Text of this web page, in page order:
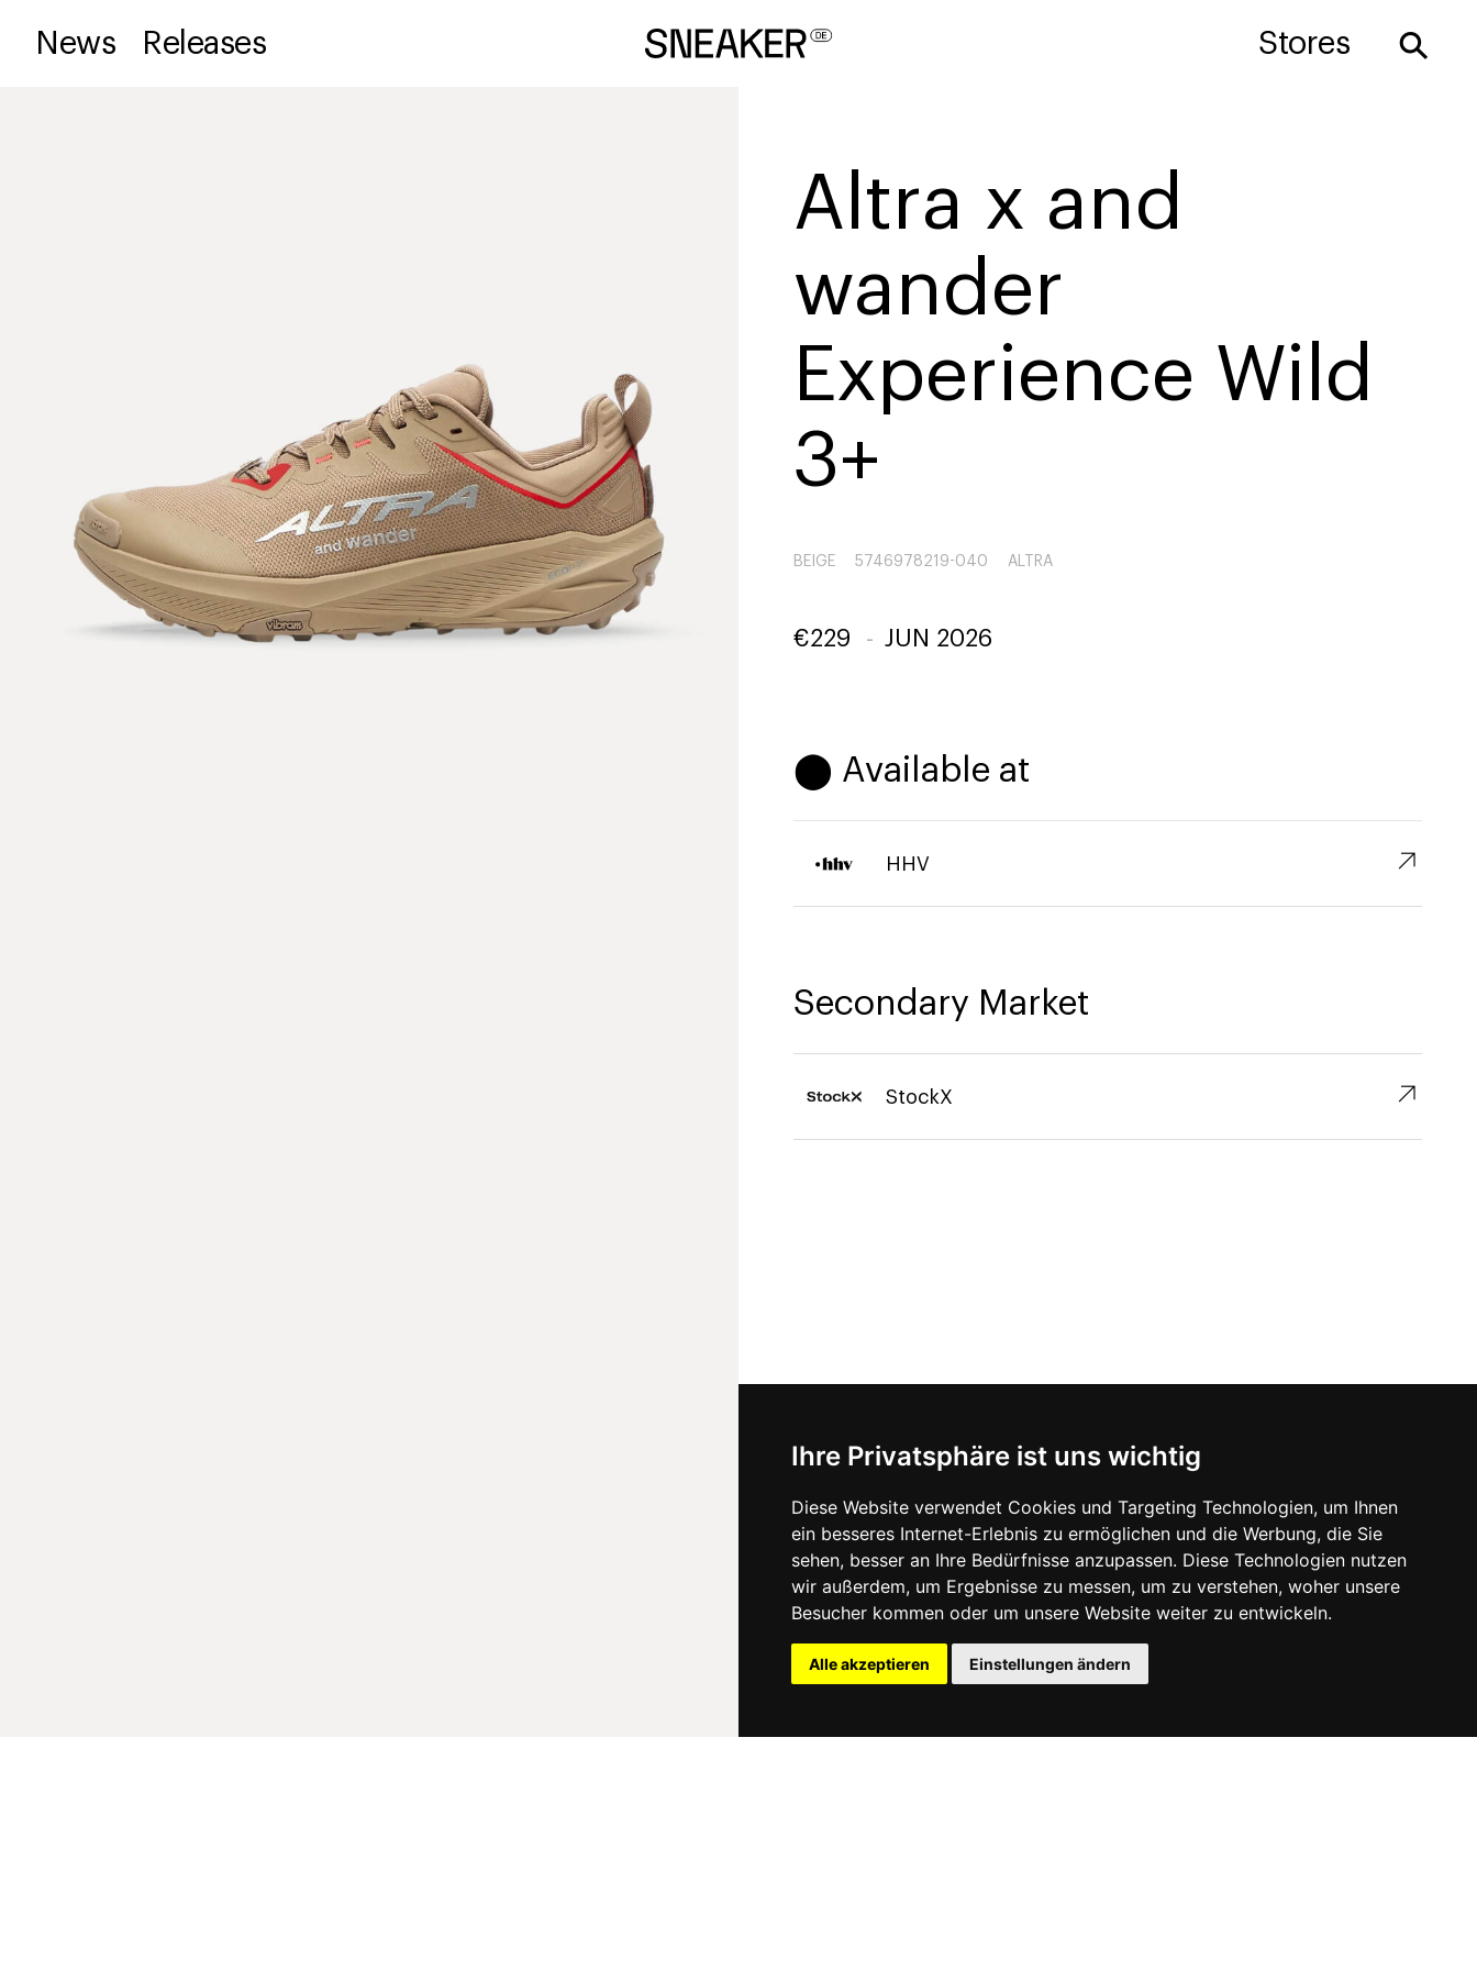
Ihre Privatsphäre ist uns wichtig
Diese Website verwendet Cookies und Targeting Technologien, um Ihnen
ein besseres Internet-Erlebnis zu ermöglichen und die Werbung, die Sie
sehen, besser an Ihre Bedürfnisse anzupassen. Diese Technologien nutzen
wir außerdem, um Ergebnisse zu messen, um zu verstehen, woher unsere
Besucher kommen oder um unsere Website weiter zu entwickeln.
Alle akzeptieren Einstellungen ändern
News Releases Stores ⚲
Altra x and
wander
Experience Wild
3+
BEIGE 5746978219-040 ALTRA
€229 - JUN 2026
⬤ Available at
HHV ↗︎
Secondary Market
StockX ↗︎